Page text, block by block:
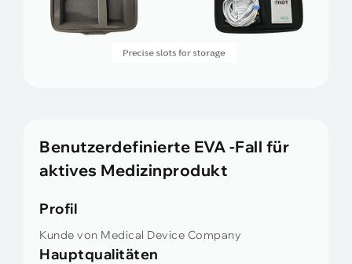
Benutzerdefinierte EVA -Fall für
aktives Medizinprodukt
Profil
Kunde von Medical Device Company
Hauptqualitäten